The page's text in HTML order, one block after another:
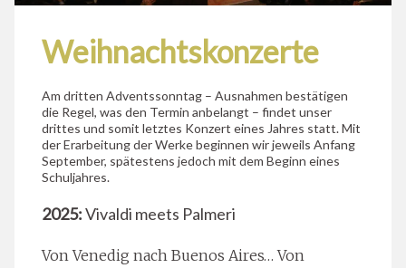
Weihnachtskonzerte
Am dritten Adventssonntag – Ausnahmen bestätigen
die Regel, was den Termin anbelangt – findet unser
drittes und somit letztes Konzert eines Jahres statt. Mit
der Erarbeitung der Werke beginnen wir jeweils Anfang
September, spätestens jedoch mit dem Beginn eines
Schuljahres.
2025:Vivaldi meets Palmeri
Von Venedig nach Buenos Aires… Von